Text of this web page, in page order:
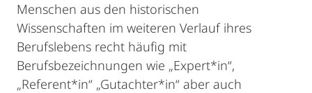
Menschen aus den historischen
Wissenschaften im weiteren Verlauf ihres
Berufslebens recht häufig mit
Berufsbezeichnungen wie „Expert*in“,
„Referent*in“ „Gutachter*in“ aber auch